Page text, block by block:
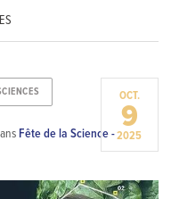
Fête de la Science -
OCT.
9
2025